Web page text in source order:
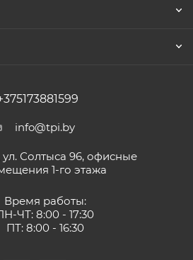
info@tpi.by
ул. Солтыса 96, офисные
1-го этажа
Время работы:
ЧТ: 8:00 - 17:30
ПТ: 8:00 - 16:30